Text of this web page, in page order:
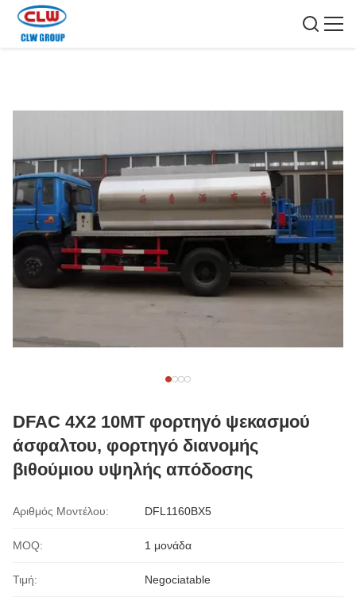
DFAC 4X2 10MT φορτηγό ψεκασμού
άσφαλτου, φορτηγό διανομής
βιθούμιου υψηλής απόδοσης
Αριθμός Μοντέλου: DFL1160BX5
MOQ: 1 μονάδα
Τιμή: Negociatable